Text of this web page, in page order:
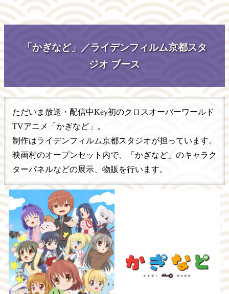
「かぎなど」／ライデンフィルム京都スタ
ジオ ブース
ただいま放送・配信中Key初のクロスオーバーワールド
TVアニメ「かぎなど」。
制作はライデンフィルム京都スタジオが担っています。
映画村のオープンセット内で、「かぎなど」のキャラク
ターパネルなどの展示、物販を行います。